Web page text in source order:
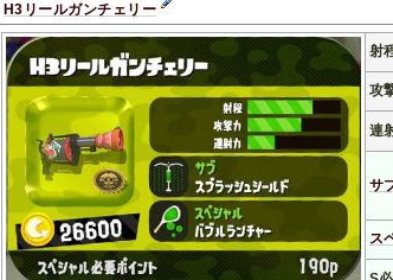
H3リールガンチェリー
射
攻
連
サ
ス